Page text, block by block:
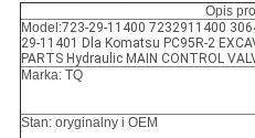
Opis
Model:723-29-11400 7232911400
29-11401 Dla Komatsu PC95R-2
PARTS Hydraulic MAIN CONTROL
Marka: TQ
Stan: oryginalny i OEM